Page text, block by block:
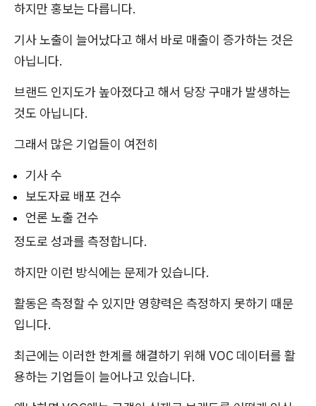
하지만 홍보는 다릅니다.
기사 노출이 늘어났다고 해서 바로 매출이 증가하는 것은
아닙니다.
브랜드 인지도가 높아졌다고 해서 당장 구매가 발생하는
것도 아닙니다.
그래서 많은 기업들이 여전히
기사 수
보도자료 배포 건수
언론 노출 건수
정도로 성과를 측정합니다.
하지만 이런 방식에는 문제가 있습니다.
활동은 측정할 수 있지만 영향력은 측정하지 못하기 때문
입니다.
최근에는 이러한 한계를 해결하기 위해 VOC 데이터를 활
용하는 기업들이 늘어나고 있습니다.